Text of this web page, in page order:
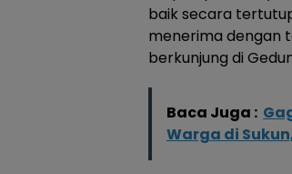
baik secara
menerima dengan
berkunjung di
Baca Juga :
Warga di